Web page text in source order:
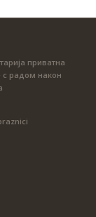
приватна
с радом након